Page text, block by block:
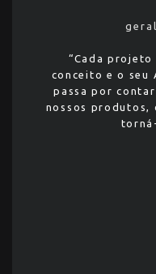
“Cada projeto
conceito e o seu
passa por
nossos produtos,